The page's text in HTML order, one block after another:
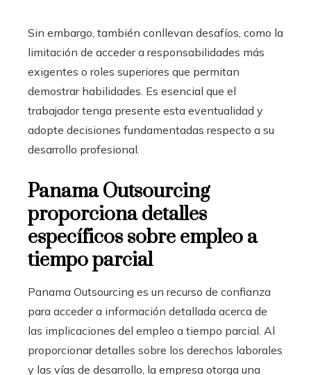
Sin embargo, también conllevan desafíos, como la
limitación de acceder a responsabilidades más
exigentes o roles superiores que permitan
demostrar habilidades. Es esencial que el
trabajador tenga presente esta eventualidad y
adopte decisiones fundamentadas respecto a su
desarrollo profesional.
Panama Outsourcing
proporciona detalles
específicos sobre empleo a
tiempo parcial
Panama Outsourcing es un recurso de confianza
para acceder a información detallada acerca de
las implicaciones del empleo a tiempo parcial. Al
proporcionar detalles sobre los derechos laborales
y las vías de desarrollo, la empresa otorga una